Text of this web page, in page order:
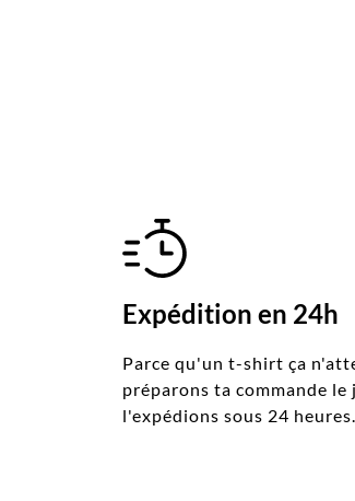
Expédition en 24h
Parce qu'un t-shirt ça
préparons ta commande le
l'expédions sous 24 heures.